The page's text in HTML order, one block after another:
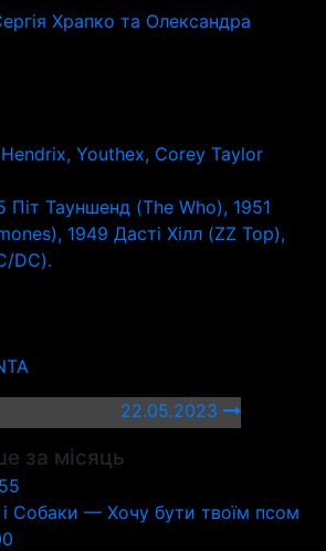
Храпко та Олександра
Youthex, Corey Taylor
Піт Тауншенд (The Who), 1951
1949 Дасті Хілл (ZZ Top),
DC).
22.05.2023
за місяць
Собаки — Хочу бути твоїм псом